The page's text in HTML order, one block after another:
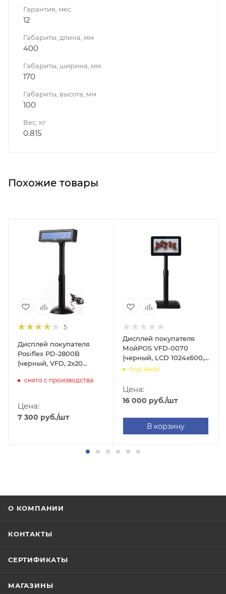
Гарантия, мес.
12
Габариты, длина, мм
400
Габариты, ширина, мм
170
Габариты, высота, мм
100
Вес, кг
0.815
Похожие товары
5
Дисплей покупателя
Posiflex PD-2800B
(черный, VFD, 2x20
светофильтр, USB)
снято с производства
Цена:
7 300 руб./шт
Дисплей покупателя
МойPOS VFD-0070
(черный, LCD 1024x600,
USB)под заказ
Цена:
16 000 руб./шт
В корзину
О КОМПАНИИ
КОНТАКТЫ
СЕРТИФИКАТЫ
МАГАЗИНЫ